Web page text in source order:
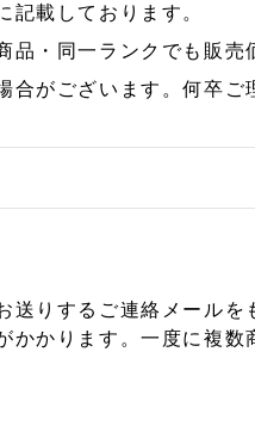
記載しております。
・同一ランクでも販売
がございます。何卒ご
りするご連絡メールを
かります。一度に複